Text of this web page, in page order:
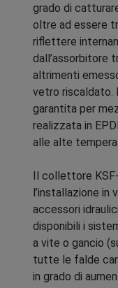
grado di
oltre ad essere
riflettere
dall’assorbitore
altrimenti
vetro riscaldato.
garantita per
realizzata in
alle alte
Il collettore
l’installazione in
accessori
disponibili i
a vite o gancio
tutte le falde
in grado di